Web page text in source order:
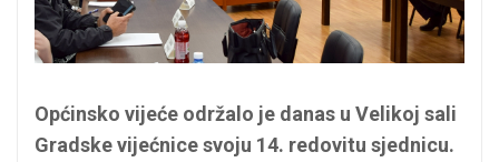
Općinsko vijeće održalo je danas u Velikoj sali
Gradske vijećnice svoju 14. redovitu sjednicu.